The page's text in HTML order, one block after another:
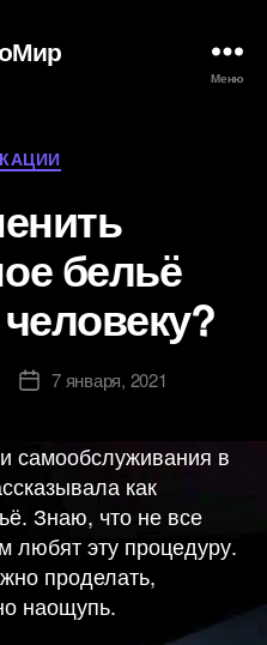
Меню
Рубрики
бельё
Дата7 января, 2021
самообслуживания в
как
Знаю, что не все
эту процедуру.
проделать,
наощупь.